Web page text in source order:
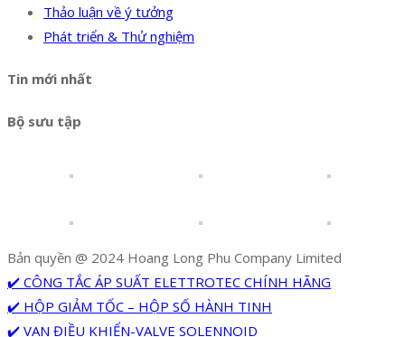
Thảo luận về ý tưởng
Phát triển & Thử nghiệm
Tin mới nhất
Bộ sưu tập
Bản quyền @ 2024 Hoang Long Phu Company Limited
✔️ CÔNG TẮC ÁP SUẤT ELETTROTEC CHÍNH HÃNG
✔️ HỘP GIẢM TỐC – HỘP SỐ HÀNH TINH
✔️ VAN ĐIỀU KHIỂN-VALVE SOLENNOID